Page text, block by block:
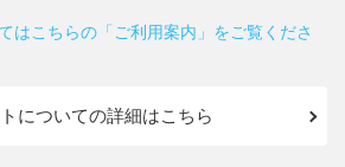
はこちらの「ご利用案内」をご覧くださ
についての詳細はこちら